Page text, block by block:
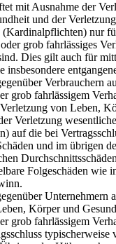
mit Ausnahme der
und der
(Kardinalpflichten) nur
grob fahrlässiges
Dies gilt auch für
insbesondere
Verbrauchern
grob fahrlässigem
von Leben,
Verletzung
auf die bei
und im übrigen
Folgeschäden wie
Unternehmern
Körper und
grob fahrlässigem
typischerweise